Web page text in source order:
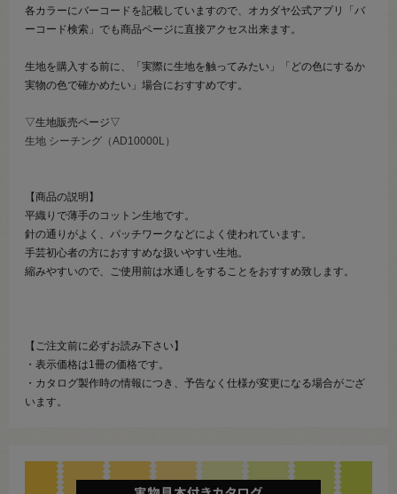
各カラーにバーコードを記載していますので、オカダヤ公式アプリ「バ
ーコード検索」でも商品ページに直接アクセス出来ます。
生地を購入する前に、「実際に生地を触ってみたい」「どの色にするか
実物の色で確かめたい」場合におすすめです。
▽生地販売ページ▽
生地 シーチング（AD10000L）
【商品の説明】
平織りで薄手のコットン生地です。
針の通りがよく、パッチワークなどによく使われています。
手芸初心者の方におすすめな扱いやすい生地。
縮みやすいので、ご使用前は水通しをすることをおすすめ致します。
【ご注文前に必ずお読み下さい】
・表示価格は1冊の価格です。
・カタログ製作時の情報につき、予告なく仕様が変更になる場合がござ
います。